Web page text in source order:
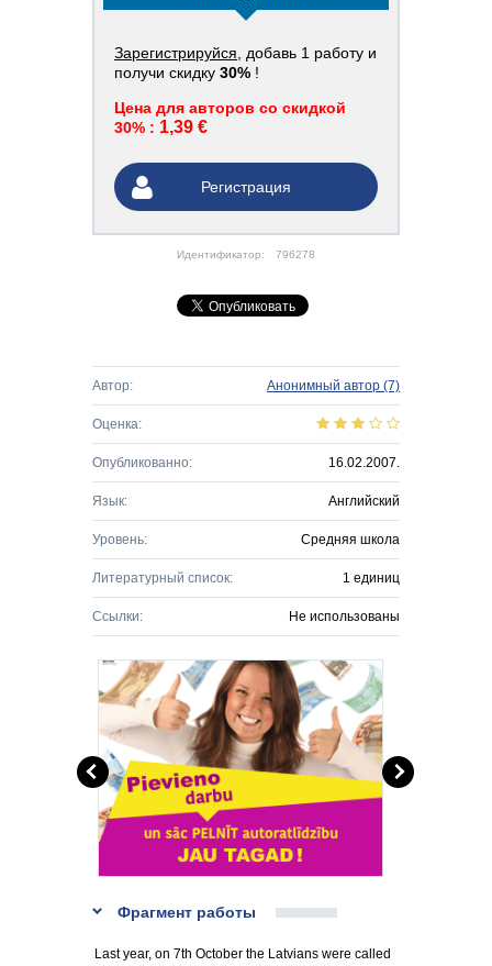
Зарегистрируйся , добавь 1 работу и
получи скидку 30% !
Цена для авторов со скидкой
30% : 1,39 €
Регистрация
Идентификатор: 796278
Автор: Анонимный автор (7)
Оценка:
Опубликованно: 16.02.2007.
Язык: Английский
Уровень: Средняя школа
Литературный список: 1 единиц
Ссылки: Не использованы
Фрагмент работы
Last year, on 7th October the Latvians were called